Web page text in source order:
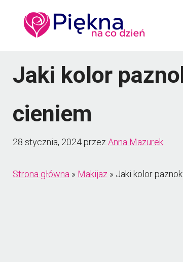
Jaki kolor
cieniem
28 stycznia, 2024przez Anna Mazurek
Strona główna » Makijaz » Jaki kolor